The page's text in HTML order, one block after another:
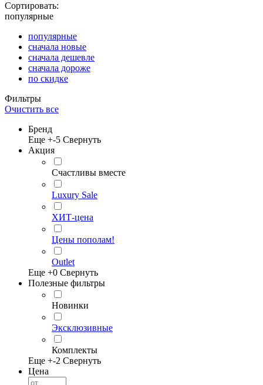
Сортировать:
популярные
популярные
сначала новые
сначала дешевле
сначала дороже
по скидке
Фильтры
Очистить все
Бренд
Еще +-5 Свернуть
Акция
Счастливы вместе
Luxury Sale
ХИТ-цена
Цены пополам!
Outlet
Еще +0 Свернуть
Полезные фильтры
Новинки
Эксклюзивные
Комплекты
Еще +-2 Свернуть
Цена